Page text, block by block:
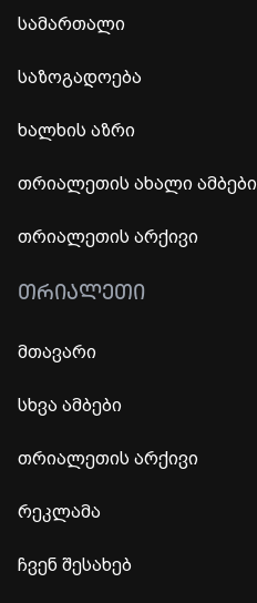
სამართალი
საზოგადოება
ხალხის აზრი
თრიალეთის ახალი ამბები
თრიალეთის არქივი
ᲗᲠᲘᲐᲚᲔᲗᲘ
მთავარი
სხვა ამბები
თრიალეთის არქივი
რეკლამა
ჩვენ შესახებ